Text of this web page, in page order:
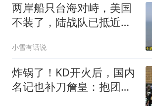
两岸船只台海对峙，美国
不装了，陆战队已抵近台
小雪有话说
炸锅了！KD开火后，国内
名记也补刀詹皇：抱团无